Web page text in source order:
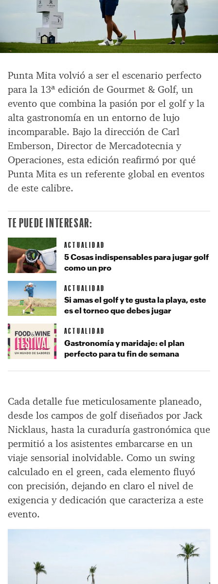
Punta Mita volvió a ser el escenario perfecto
para la 13ª edición de Gourmet & Golf, un
evento que combina la pasión por el golf y la
alta gastronomía en un entorno de lujo
incomparable. Bajo la dirección de Carl
Emberson, Director de Mercadotecnia y
Operaciones, esta edición reafirmó por qué
Punta Mita es un referente global en eventos
de este calibre.
Cada detalle fue meticulosamente planeado,
desde los campos de golf diseñados por Jack
Nicklaus, hasta la curaduría gastronómica que
permitió a los asistentes embarcarse en un
viaje sensorial inolvidable. Como un swing
calculado en el green, cada elemento fluyó
con precisión, dejando en claro el nivel de
exigencia y dedicación que caracteriza a este
evento.
TE PUEDE INTERESAR:
ACTUALIDAD
5 Cosas indispensables para jugar golf
como un pro
ACTUALIDAD
Si amas el golf y te gusta la playa, este
es el torneo que debes jugar
ACTUALIDAD
Gastronomía y maridaje: el plan
perfecto para tu fin de semana